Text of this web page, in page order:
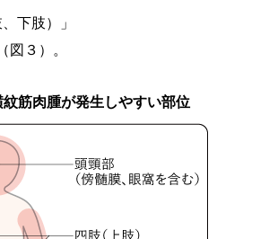
下肢）」
図３）。
筋肉腫が発生しやすい部位